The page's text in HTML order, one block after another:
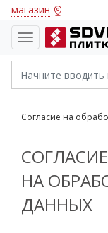
магазин
Согласие на
НА
ДАННЫХ